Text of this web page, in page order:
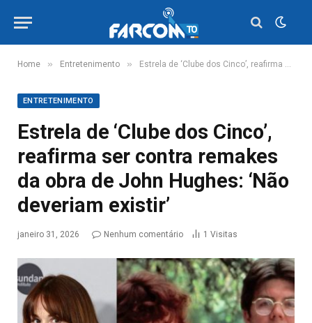
Home » Entretenimento » Estrela de ‘Clube dos Cinco’, reafirma ser contra remakes da obra de John Hughes: ‘Não deveriam existir’
ENTRETENIMENTO
Estrela de ‘Clube dos Cinco’,
reafirma ser contra remakes
da obra de John Hughes: ‘Não
deveriam existir’
janeiro 31, 2026 Nenhum comentário 1 Visitas